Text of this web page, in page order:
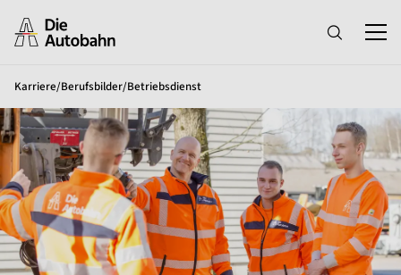
Karriere/Berufsbilder/Betriebsdienst